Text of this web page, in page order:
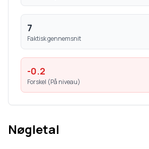
7
Faktisk gennemsnit
-0.2
Forskel (På niveau)
Nøgletal